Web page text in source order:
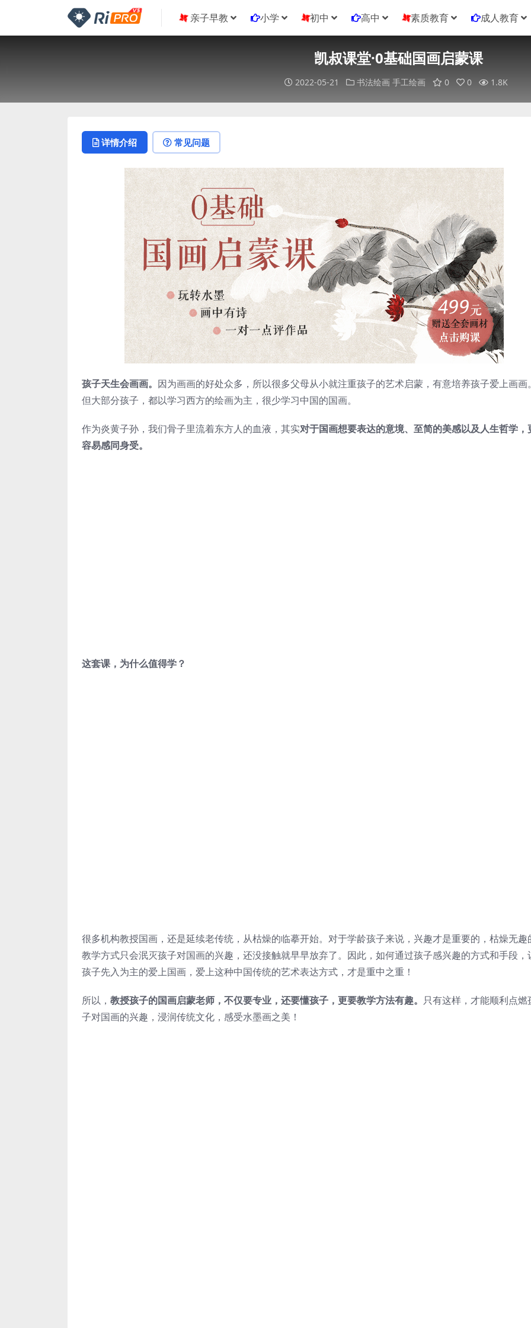
亲子早教 小学 初中 高中 素质教育 成人教育
凯叔课堂·0基础国画启蒙课
2022-05-21 书法绘画 手工绘画 0 0 1.8K
详情介绍 常见问题
孩子天生会画画。 因为画画的好处众多，所以很多父母从小就注重孩子的艺术启蒙，有意培养孩子爱上画画。
但大部分孩子，都以学习西方的绘画为主，很少学习中国的国画。
作为炎黄子孙，我们骨子里流着东方人的血液，其实对于国画想要表达的意境、至简的美感以及人生哲学，
容易感同身受。
这套课，为什么值得学？
很多机构教授国画，还是延续老传统，从枯燥的临摹开始。对于学龄孩子来说，兴趣才是重要的，枯燥无趣
教学方式只会泯灭孩子对国画的兴趣，还没接触就早早放弃了。因此，如何通过孩子感兴趣的方式和手段，
孩子先入为主的爱上国画，爱上这种中国传统的艺术表达方式，才是重中之重！
所以， 教授孩子的国画启蒙老师，不仅要专业，还要懂孩子，更要教学方法有趣。 只有这样，才能顺利点燃
子对国画的兴趣，浸润传统文化，感受水墨画之美！